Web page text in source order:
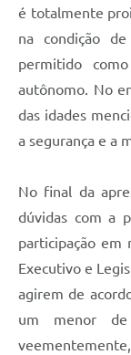
é totalmente
na condição
permitido
autônomo. No
das idades
a segurança e a
No final da
dúvidas com a
participação em
Executivo e
agirem de
um menor de